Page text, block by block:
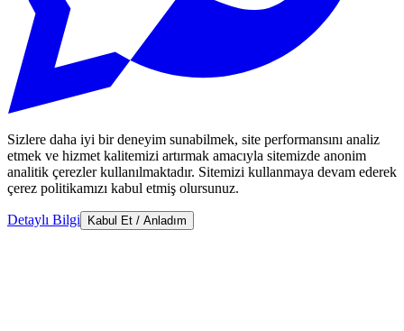
Sizlere daha iyi bir deneyim sunabilmek, site performansını analiz
etmek ve hizmet kalitemizi artırmak amacıyla sitemizde anonim
analitik çerezler kullanılmaktadır. Sitemizi kullanmaya devam ederek
çerez politikamızı kabul etmiş olursunuz.
Detaylı Bilgi Kabul Et / Anladım